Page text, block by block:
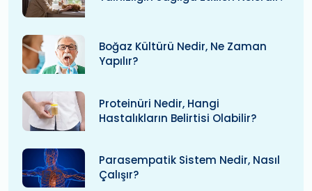
Boğaz Kültürü Nedir, Ne Zaman
Yapılır?
Proteinüri Nedir, Hangi
Hastalıkların Belirtisi Olabilir?
Parasempatik Sistem Nedir, Nasıl
Çalışır?